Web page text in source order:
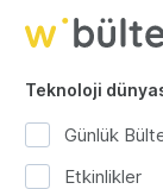
Teknoloji
Günlük
Etkinlikler